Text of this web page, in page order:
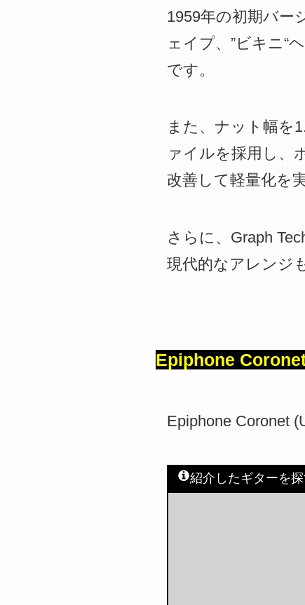
1959年の初期バー
ェイプ、”ビキニ“
です。
また、ナット幅を
ァイルを採用し、
改善して軽量化を
さらに、Graph
現代的なアレンジ
Epiphone
Epiphone Coronet
紹介したギターを